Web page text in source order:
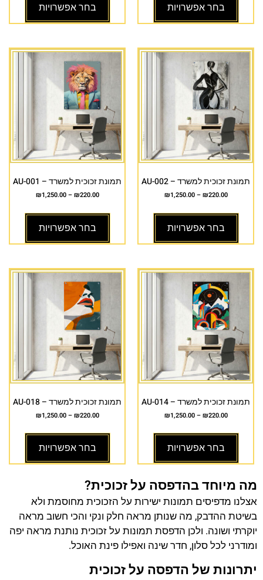
בחר אפשרויות בחר אפשרויות
תמונת זכוכית למשרד – AU-002
₪220.00
–
₪1,250.00
בחר אפשרויות
תמונת זכוכית למשרד – AU-001
₪220.00
–
₪1,250.00
בחר אפשרויות
תמונת זכוכית למשרד – AU-014
₪220.00
–
₪1,250.00
בחר אפשרויות
תמונת זכוכית למשרד – AU-018
₪220.00
–
₪1,250.00
בחר אפשרויות
מה מיוחד בהדפסה על זכוכית?
אצלנו מדפיסים תמונות ישירות על הזכוכית מחוסמת ולא
בשיטת ההדבק, מה שנותן מראה חלק ונקי והכי חשוב מראה
יוקרתי ושונה. ולכן הדפסת תמונות על זכוכית נותנת מראה יפה
ומודרני לכל סלון, חדר שינה ואפילו פינת האוכל.
יתרונות של הדפסה על זכוכית